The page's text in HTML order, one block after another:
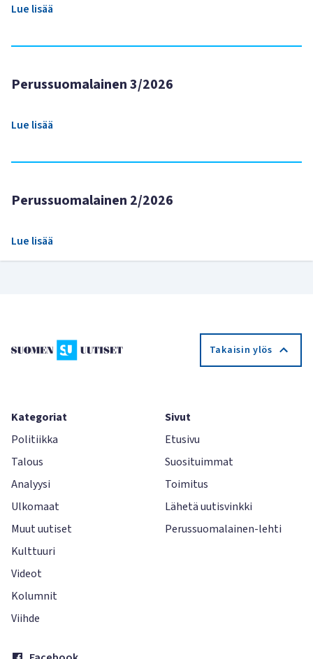
Lue lisää
Perussuomalainen 3/2026
Lue lisää
Perussuomalainen 2/2026
Lue lisää
Takaisin ylös
Kategoriat
Politiikka
Talous
Analyysi
Ulkomaat
Muut uutiset
Kulttuuri
Videot
Kolumnit
Viihde
Sivut
Etusivu
Suosituimmat
Toimitus
Lähetä uutisvinkki
Perussuomalainen-lehti